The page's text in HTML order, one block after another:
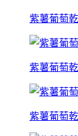
紫薯葡萄
紫薯葡萄
紫薯葡萄